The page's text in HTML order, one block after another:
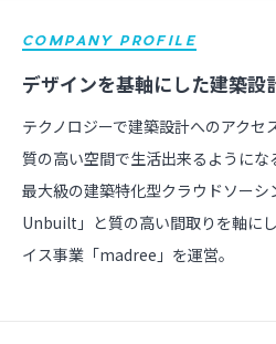
COMPANY PROFILE
デザインを基軸にした建築設
テクノロジーで建築設計へのアク
質の高い空間で生活出来るように
最大級の建築特化型クラウドソー
Unbuilt」と質の高い間取りを軸に
イス事業「madree」を運営。